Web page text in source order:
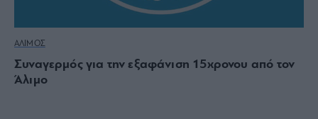
ΑΛΙΜΟΣ
Συναγερμός για την εξαφάνιση 15χρονου από τον
Άλιμο